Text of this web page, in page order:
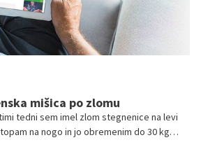
mišica po zlomu
tedni sem imel zlom stegnenice na levi
na nogo in jo obremenim do 30 kg.